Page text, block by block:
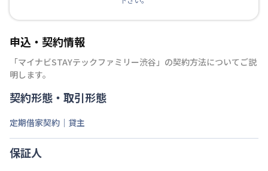
申込・契約情報
「マイナビSTAYテックファミリー渋谷 」の契約方法についてご説
明します。
契約形態・取引形態
定期借家契約｜貸主
保証人